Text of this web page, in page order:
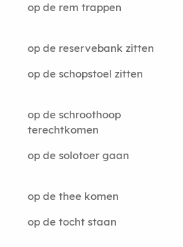
op de rem trappen
op de reservebank zitten
op de schopstoel zitten
op de schroothoop
terechtkomen
op de solotoer gaan
op de thee komen
op de tocht staan